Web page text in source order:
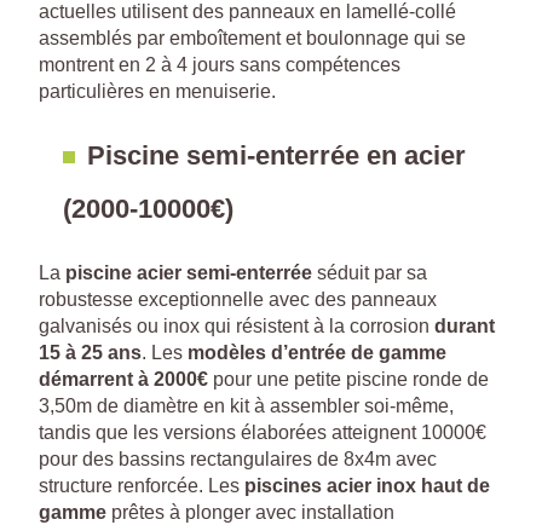
actuelles utilisent des panneaux en lamellé-collé
assemblés par emboîtement et boulonnage qui se
montrent en 2 à 4 jours sans compétences
particulières en menuiserie.
Piscine semi-enterrée en acier
(2000-10000€)
La piscine acier semi-enterrée séduit par sa
robustesse exceptionnelle avec des panneaux
galvanisés ou inox qui résistent à la corrosion durant
15 à 25 ans. Les modèles d’entrée de gamme
démarrent à 2000€ pour une petite piscine ronde de
3,50m de diamètre en kit à assembler soi-même,
tandis que les versions élaborées atteignent 10000€
pour des bassins rectangulaires de 8x4m avec
structure renforcée. Les piscines acier inox haut de
gamme prêtes à plonger avec installation